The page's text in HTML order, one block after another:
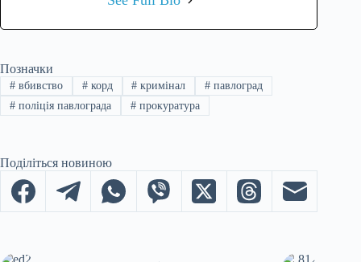
Позначки
#вбивство #корд # кримінал # павлоград
#поліція павлограда #прокуратура
Поділіться новиною